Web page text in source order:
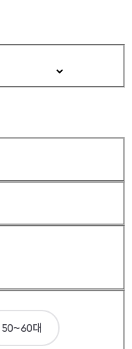
50~60대